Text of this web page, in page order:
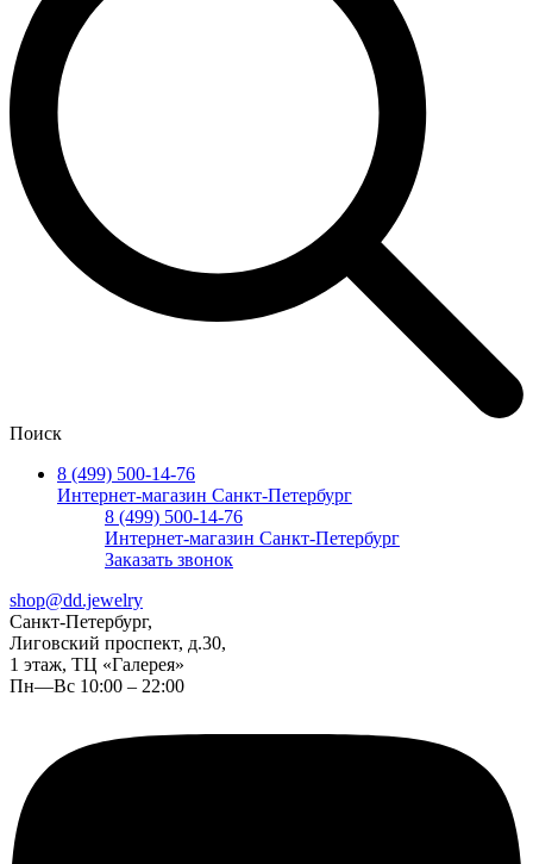
Поиск
8 (499) 500-14-76
Интернет-магазин Санкт-Петербург
8 (499) 500-14-76
Интернет-магазин Санкт-Петербург
Заказать звонок
shop@dd.jewelry
Санкт-Петербург,
Лиговский проспект, д.30,
1 этаж, ТЦ «Галерея»
Пн—Вс 10:00 – 22:00